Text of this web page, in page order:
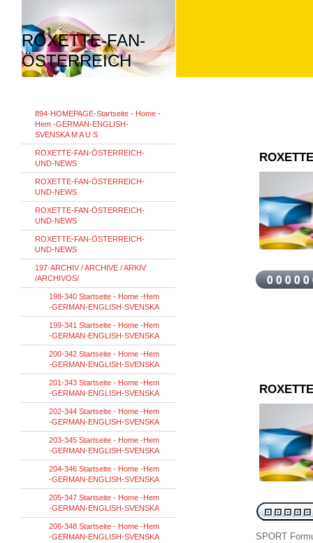
ROXETTE-FAN-
ÖSTERREICH
SPORT
894-HOMEPAGE-Startseite - Home -
Hem -GERMAN-ENGLISH-
SVENSKA M A U S
ROXETTE-FAN-ÖSTERREICH-
UND-NEWS
ROXETTE-FAN-ÖSTERREICH-
UND-NEWS
ROXETTE-FAN-ÖSTERREICH-
UND-NEWS
ROXETTE-FAN-ÖSTERREICH-
UND-NEWS
197-ARCHIV / ARCHIVE / ARKIV
/ARCHIVOS/
198-340 Startseite - Home -Hem
-GERMAN-ENGLISH-SVENSKA
199-341 Startseite - Home -Hem
-GERMAN-ENGLISH-SVENSKA
200-342 Startseite - Home -Hem
-GERMAN-ENGLISH-SVENSKA
201-343 Startseite - Home -Hem
-GERMAN-ENGLISH-SVENSKA
202-344 Startseite - Home -Hem
-GERMAN-ENGLISH-SVENSKA
203-345 Startseite - Home -Hem
-GERMAN-ENGLISH-SVENSKA
204-346 Startseite - Home -Hem
-GERMAN-ENGLISH-SVENSKA
205-347 Startseite - Home -Hem
-GERMAN-ENGLISH-SVENSKA
206-348 Startseite - Home -Hem
-GERMAN-ENGLISH-SVENSKA